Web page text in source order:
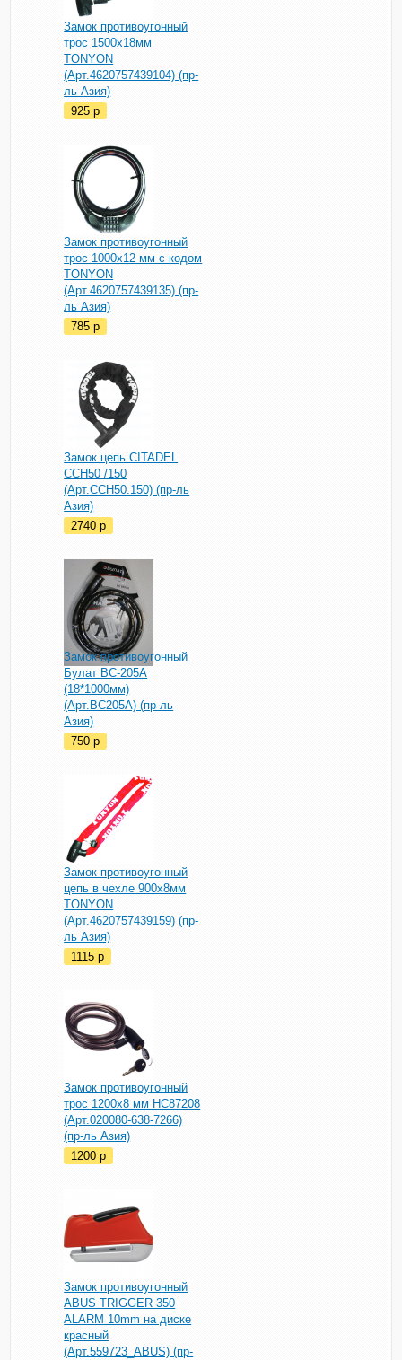
Замок противоугонный
трос 1500х18мм
TONYON
(Арт.4620757439104) (пр-
ль Азия)
925p
Замок противоугонный
трос 1000х12 мм с кодом
TONYON
(Арт.4620757439135) (пр-
ль Азия)
785p
Замок цепь CITADEL
CCH50 /150
(Арт.CCH50.150) (пр-ль
Азия)
2740p
Замок противоугонный
Булат BC-205A
(18*1000мм)
(Арт.BC205A) (пр-ль
Азия)
750p
Замок противоугонный
цепь в чехле 900х8мм
TONYON
(Арт.4620757439159) (пр-
ль Азия)
1115p
Замок противоугонный
трос 1200х8 мм HC87208
(Арт.020080-638-7266)
(пр-ль Азия)
1200p
Замок противоугонный
ABUS TRIGGER 350
ALARM 10mm на диске
красный
(Арт.559723_ABUS) (пр-